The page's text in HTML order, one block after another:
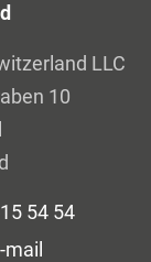
LLC
10
54 54
mail